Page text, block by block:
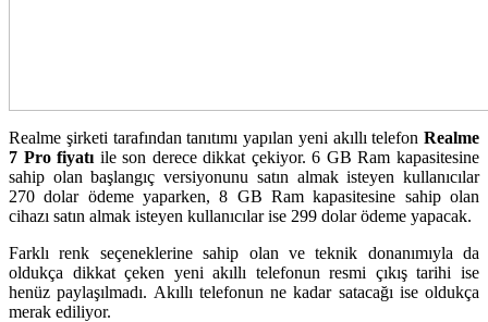
Realme şirketi tarafından tanıtımı yapılan yeni akıllı telefon Realme
7 Pro fiyatı ile son derece dikkat çekiyor. 6 GB Ram kapasitesine
sahip olan başlangıç versiyonunu satın almak isteyen kullanıcılar
270 dolar ödeme yaparken, 8 GB Ram kapasitesine sahip olan
cihazı satın almak isteyen kullanıcılar ise 299 dolar ödeme yapacak.
Farklı renk seçeneklerine sahip olan ve teknik donanımıyla da
oldukça dikkat çeken yeni akıllı telefonun resmi çıkış tarihi ise
henüz paylaşılmadı. Akıllı telefonun ne kadar satacağı ise oldukça
merak ediliyor.